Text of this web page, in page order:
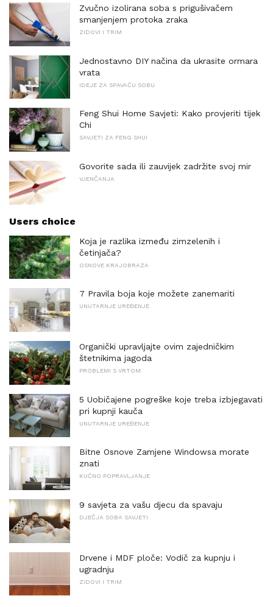
Zvučno izolirana soba s prigušivačem
smanjenjem protoka zraka
ZIDOVI I TRIM
Jednostavno DIY načina da ukrasite ormara
vrata
IDEJE ZA SPAVAĆU SOBU
Feng Shui Home Savjeti: Kako provjeriti tijek
Chi
SAVJETI ZA FENG SHUI
Govorite sada ili zauvijek zadržite svoj mir
VJENČANJA
Users choice
Koja je razlika između zimzelenih i
četinjača?
OSNOVE KRAJOBRAZA
7 Pravila boja koje možete zanemariti
UNUTARNJE UREĐENJE
Organički upravljajte ovim zajedničkim
štetnikima jagoda
PROBLEMI S VRTOM
5 Uobičajene pogreške koje treba izbjegavati
pri kupnji kauča
UNUTARNJE UREĐENJE
Bitne Osnove Zamjene Windowsa morate
znati
KUĆNO POPRAVLJANJE
9 savjeta za vašu djecu da spavaju
DJEČJA SOBA SAVJETI
Drvene i MDF ploče: Vodič za kupnju i
ugradnju
ZIDOVI I TRIM